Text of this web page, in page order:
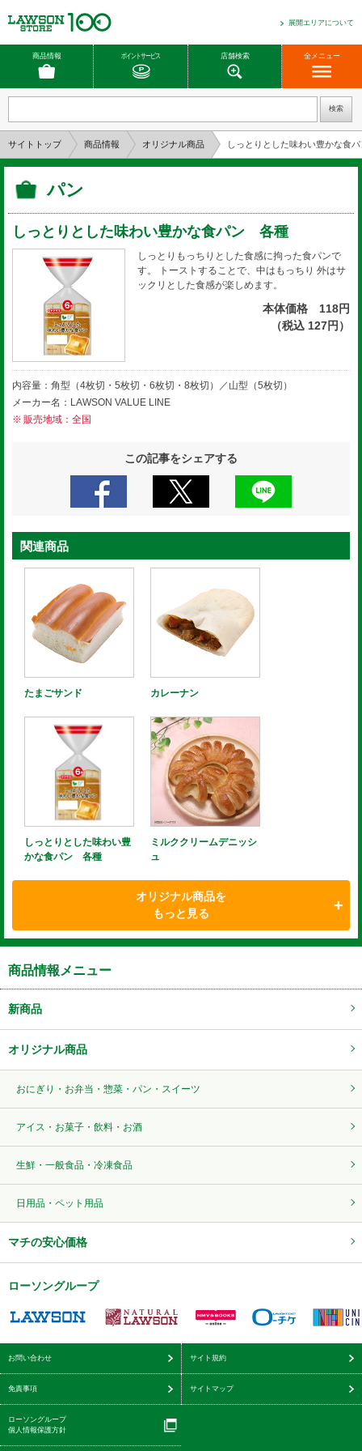
展開エリアについて
商品情報 ポイントサービス 店舗検索 全メニュー
サイトトップ 商品情報 オリジナル商品 しっとりとした味わい豊かな食
パン
しっとりとした味わい豊かな食パン 各種
しっとりもっちりとした食感に拘った食パンで
す。 トーストすることで、中はもっちり 外はサ
ックリとした食感が楽しめます。
本体価格 118円
（税込 127円）
内容量：角型（4枚切・5枚切・6枚切・8枚切）／山型（5枚切）
メーカー名：LAWSON VALUE LINE
販売地域：全国
この記事をシェアする
関連商品
たまごサンド カレーナン
しっとりとした味わい豊
かな食パン 各種
ミルククリームデニッシ
ュ
オリジナル商品を
もっと見る
商品情報メニュー
新商品
オリジナル商品
おにぎり・お弁当・惣菜・パン・スイーツ
アイス・お菓子・飲料・お酒
生鮮・一般食品・冷凍食品
日用品・ペット用品
マチの安心価格
ローソングループ
お問い合わせ サイト規約
免責事項 サイトマップ
ローソングループ
個人情報保護方針